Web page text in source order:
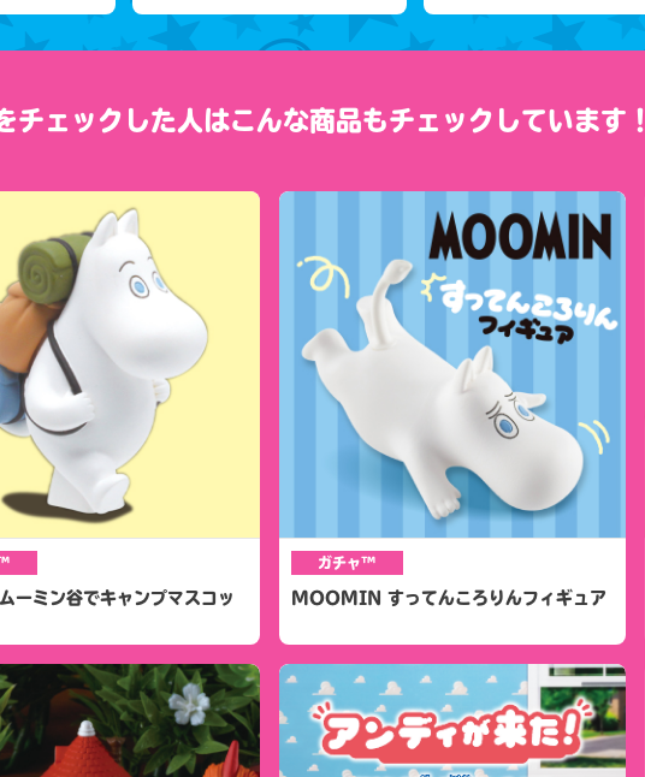
チェックした人はこんな商品もチェックしています！
ーミン谷でキャンプマスコッ
ガチャ™
MOOMIN すってんころりんフィギュア